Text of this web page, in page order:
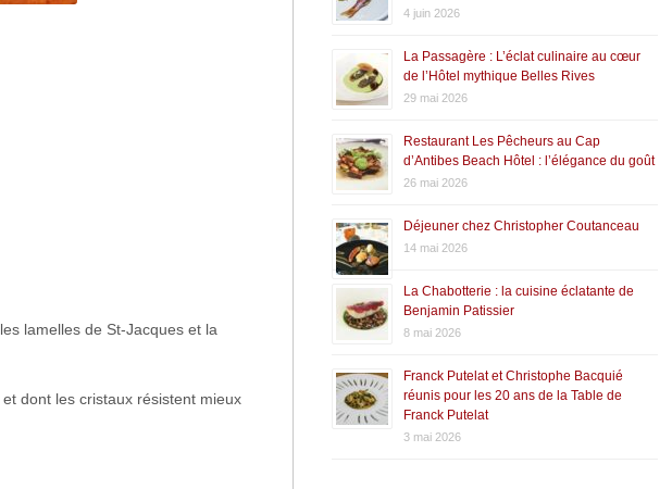
lamelles de St-Jacques et la
dont les cristaux résistent mieux
4 juin 2026
La Passagère : L’éclat culinaire au cœur
de l’Hôtel mythique Belles Rives
29 mai 2026
Restaurant Les Pêcheurs au Cap
d’Antibes Beach Hôtel : l’élégance du goût
26 mai 2026
Déjeuner chez Christopher Coutanceau
14 mai 2026
La Chabotterie : la cuisine éclatante de
Benjamin Patissier
8 mai 2026
Franck Putelat et Christophe Bacquié
réunis pour les 20 ans de la Table de
Franck Putelat
3 mai 2026